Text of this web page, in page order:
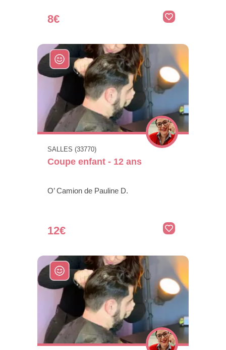
8€
SALLES (33770)
Coupe enfant - 12 ans
O’ Camion de Pauline D.
12€